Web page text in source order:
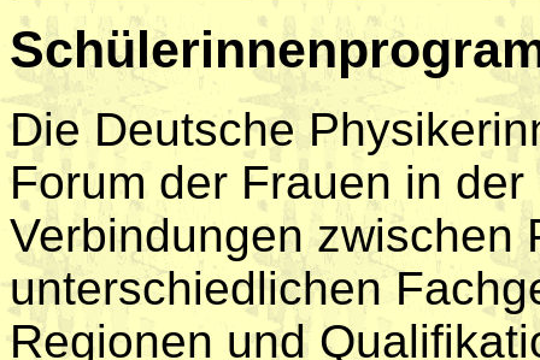
Die Deutsche
Forum der Frauen in
Verbindungen zwischen
unterschiedlichen
Regionen und